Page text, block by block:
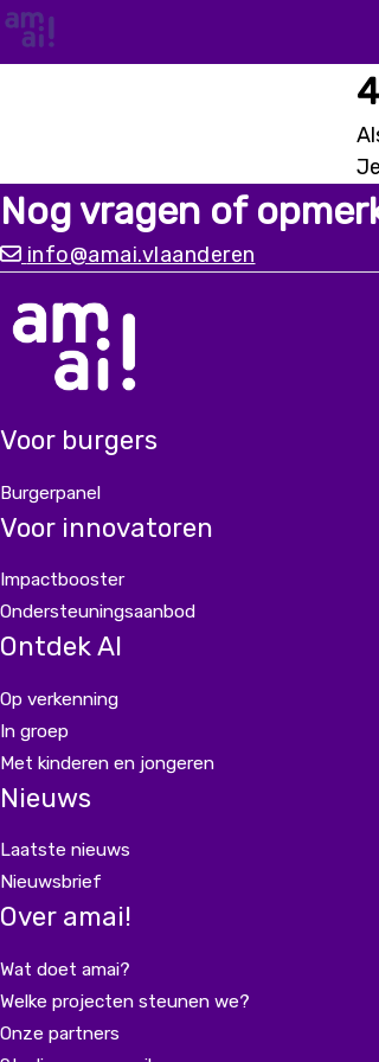
Nog vragen of
info@amai.vlaanderen
Voor burgers
Burgerpanel
Voor innovatoren
Impactbooster
Ondersteuningsaanbod
Ontdek AI
Op verkenning
In groep
Met kinderen en jongeren
Nieuws
Laatste nieuws
Nieuwsbrief
Over amai!
Wat doet amai?
Welke projecten steunen we?
Onze partners